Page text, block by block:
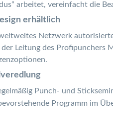
arbeitet, vereinfacht die
erhältlich
Netzwerk
Leitung des Profipunchers
Punch- und
Programm im